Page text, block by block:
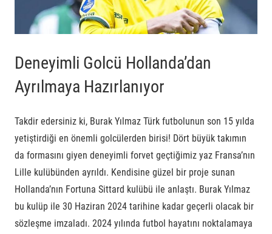
Deneyimli Golcü Hollanda’dan
Ayrılmaya Hazırlanıyor
Takdir edersiniz ki, Burak Yılmaz Türk futbolunun son 15 yılda
yetiştirdiği en önemli golcülerden birisi! Dört büyük takımın
da formasını giyen deneyimli forvet geçtiğimiz yaz Fransa’nın
Lille kulübünden ayrıldı. Kendisine güzel bir proje sunan
Hollanda’nın Fortuna Sittard kulübü ile anlaştı. Burak Yılmaz
bu kulüp ile 30 Haziran 2024 tarihine kadar geçerli olacak bir
sözleşme imzaladı. 2024 yılında futbol hayatını noktalamaya